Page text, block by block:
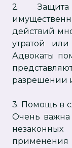
2.
действий
утратой
Адвокаты
разрешении
3. Помощь в
Очень важна